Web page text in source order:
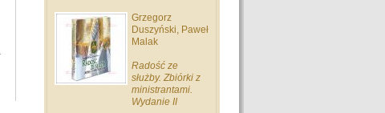
Grzegorz
Duszyński, Paweł
Malak
Radość ze
służby. Zbiórki z
ministrantami.
Wydanie II